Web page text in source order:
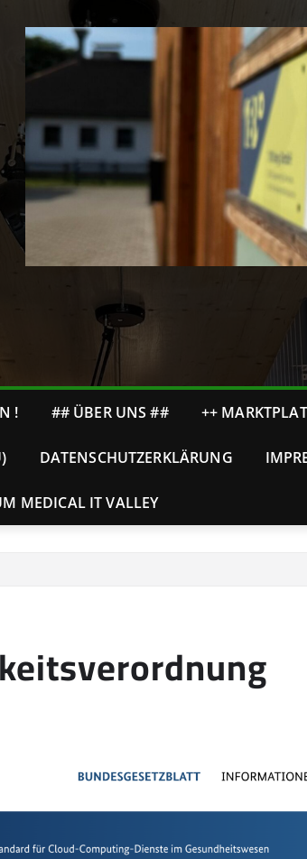
! ## ÜBER UNS ## ++
DATENSCHUTZERKLÄRUNG
MEDICAL IT VALLEY